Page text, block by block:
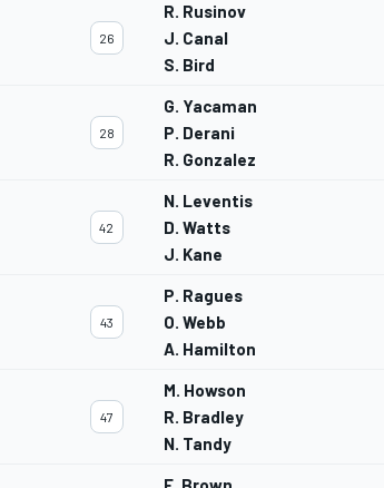
26
R. Rusinov
J. Canal
S. Bird
28
G. Yacaman
P. Derani
R. Gonzalez
42
N. Leventis
D. Watts
J. Kane
43
P. Ragues
O. Webb
A. Hamilton
47
M. Howson
R. Bradley
N. Tandy